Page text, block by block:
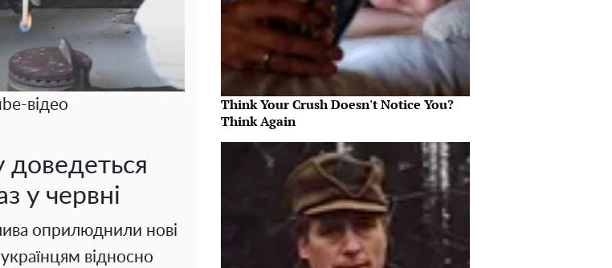
відео
доведеться
у червні
оприлюднили нові
відносно
Think Your Crush Doesn't Notice You?
Think Again